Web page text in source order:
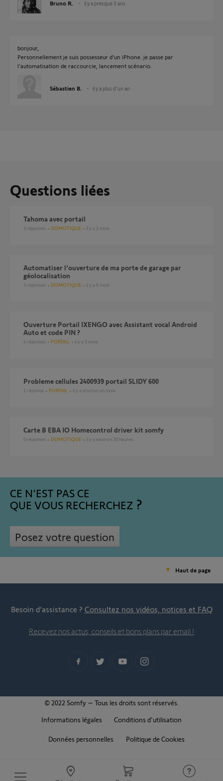
Bruno R. il y a presque 3 ans
bonjour,
Personnellement je suis possesseur d'un iPhone. je passe par
l'automatisation de raccourcie, lancement scénario.
Sébastien B. il y a plus d'un an
Questions liées
Tahoma avec portail
3 réponses DOMOTIQUE il y a 2 mois
Automatiser l'ouverture de ma porte de garage par
géolocalisation
3 réponses DOMOTIQUE il y a 6 mois
Ouverture Portail IXENGO avec Assistant vocal Android
Auto et code PIN ?
4 réponses PORTAIL il y a 3 mois
Probleme cellules 2400939 portail SLIDY 600
1 réponse PORTAIL il y a environ un mois
Carte B EBA IO Homecontrol driver kit somfy
0 réponses DOMOTIQUE il y a environ 20 heures
CE N'EST PAS CE
QUE VOUS RECHERCHEZ
Posez votre question
Haut de page
Besoin d’assistance ? Consultez nos vidéos, notices et FAQ
Recevez nos actus, conseils et bons plans par email !
© 2022 Somfy – Tous les droits sont réservés.
Informations légales
Conditions d'utilisation
Données personnelles Politique de Cookies